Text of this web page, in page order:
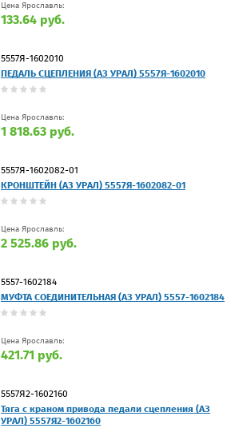
Цена Ярославль:
133.64 руб.
5557Я-1602010
ПЕДАЛЬ СЦЕПЛЕНИЯ (АЗ УРАЛ) 5557Я-1602010
Цена Ярославль:
1 818.63 руб.
5557Я-1602082-01
КРОНШТЕЙН (АЗ УРАЛ) 5557Я-1602082-01
Цена Ярославль:
2 525.86 руб.
5557-1602184
МУФТА СОЕДИНИТЕЛЬНАЯ (АЗ УРАЛ) 5557-1602184
Цена Ярославль:
421.71 руб.
5557Я2-1602160
Тяга с краном привода педали сцепления (АЗ
УРАЛ) 5557Я2-1602160